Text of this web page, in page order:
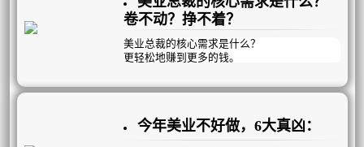
卷不动？挣不着？
美业总裁的核心需求是什么？
更轻松地赚到更多的钱‌。
但靠短期促销和价格战，无非是透支未来业
真正的破局之道，在于构建可持续的自循环盈
今年美业不好做，6大真凶：